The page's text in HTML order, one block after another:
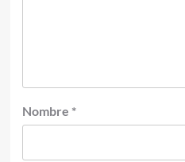
Nombre *